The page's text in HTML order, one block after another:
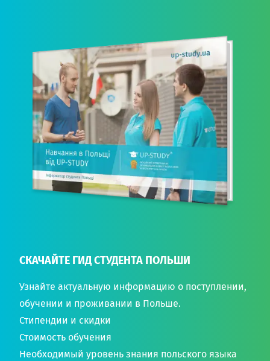
СКАЧАЙТЕ ГИД СТУДЕНТА ПОЛЬШИ
Узнайте актуальную информацию о поступлении,
обучении и проживании в Польше.
Стипендии и скидки
Стоимость обучения
Необходимый уровень знания польского языка